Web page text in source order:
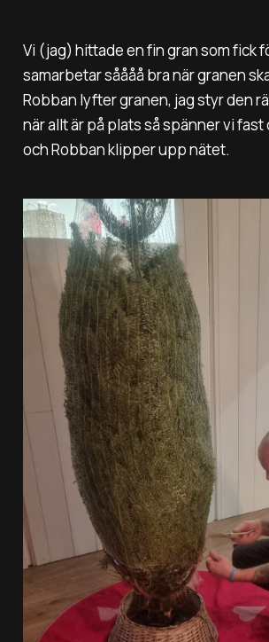
Vi (jag) hittade en fin gran som fick
samarbetar såååå bra när granen
Robban lyfter granen, jag styr den
när allt är på plats så spänner vi
och Robban klipper upp nätet.